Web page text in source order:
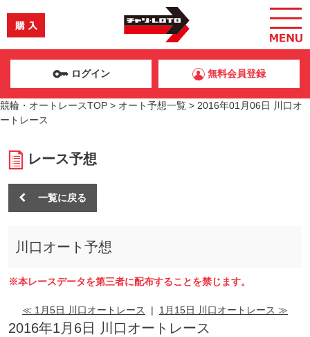
ログイン 無料会員登録
競輪・オートレースTOP > オート予想一覧 > 2016年01月06日 川口オ
ートレース
レース予想
一覧に戻る
川口オート予想
※本レースデータを第三者に配布することを禁じます。
≪ 1月5日 川口オートレース | 1月15日 川口オートレース ≫
2016年1月6日 川口オートレース